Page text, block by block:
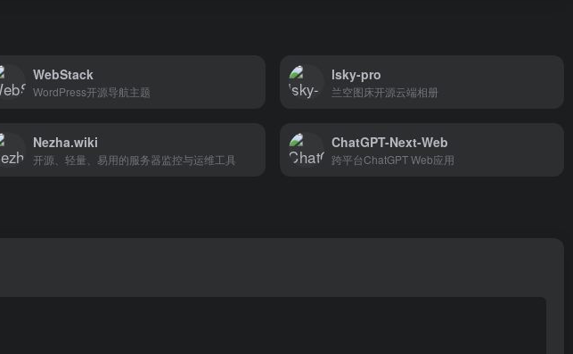
WebStack
WordPress开源导航主题
lsky-pro
兰空图床开源云端相册
Nezha.wiki
开源、轻量、易用的服务器监控与运维工具
ChatGPT-Next-Web
跨平台ChatGPT Web应用